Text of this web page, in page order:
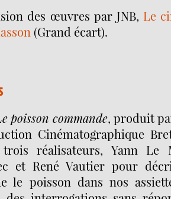
des œuvres par JNB, Le
(Grand écart).
poisson commande, produit
Cinématographique
réalisateurs, Yann Le
et René Vautier pour
le poisson dans nos